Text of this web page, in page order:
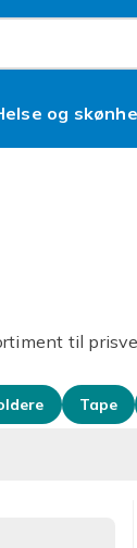
og
til
Tape